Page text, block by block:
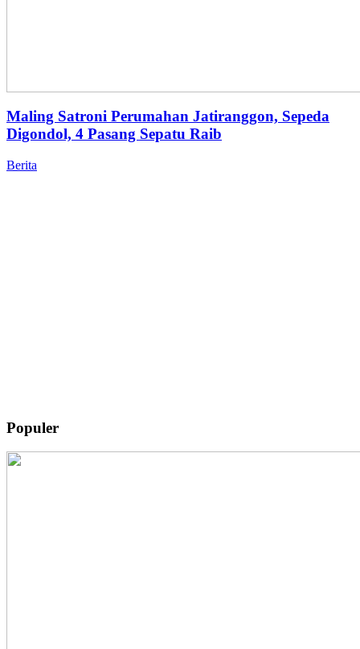
Maling Satroni Perumahan Jatiranggon, Sepeda
Digondol, 4 Pasang Sepatu Raib
Berita
Populer